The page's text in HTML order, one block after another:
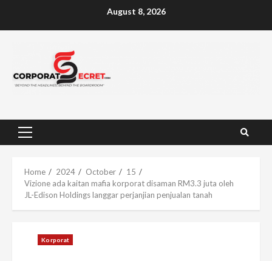
August 8, 2026
Primary
Home 2024 October
15
Vizione ada kaitan mafia korporat disaman RM3.3 juta oleh
JL-Edison Holdings langgar perjanjian penjualan tanah
Korporat